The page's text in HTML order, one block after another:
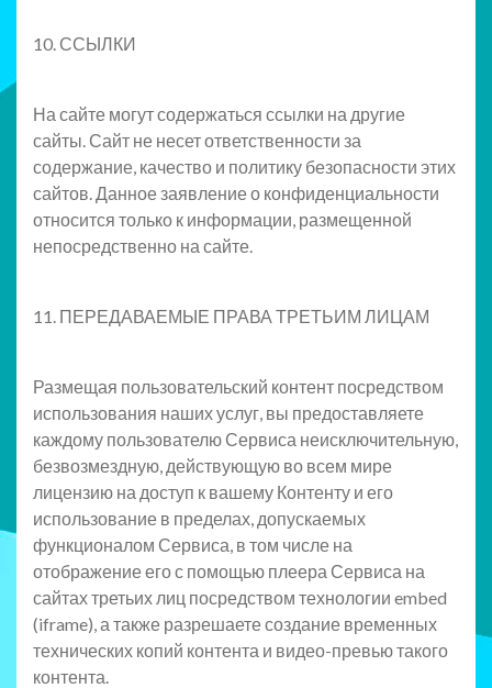
10. ССЫЛКИ
На сайте могут содержаться ссылки на другие
сайты. Сайт не несет ответственности за
содержание, качество и политику безопасности этих
сайтов. Данное заявление о конфиденциальности
относится только к информации, размещенной
непосредственно на сайте.
11. ПЕРЕДАВАЕМЫЕ ПРАВА ТРЕТЬИМ ЛИЦАМ
Размещая пользовательский контент посредством
использования наших услуг, вы предоставляете
каждому пользователю Сервиса неисключительную,
безвозмездную, действующую во всем мире
лицензию на доступ к вашему Контенту и его
использование в пределах, допускаемых
функционалом Сервиса, в том числе на
отображение его с помощью плеера Сервиса на
сайтах третьих лиц посредством технологии embed
(iframe), а также разрешаете создание временных
технических копий контента и видео-превью такого
контента.